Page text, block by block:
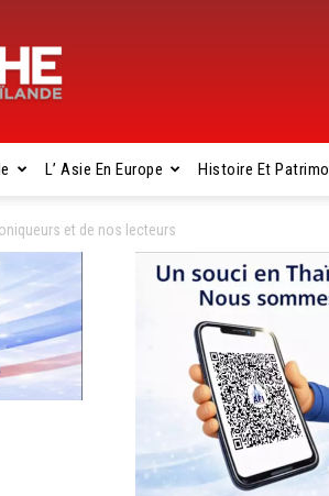
L’ Asie En Europe Histoire Et
et de nos lecteurs